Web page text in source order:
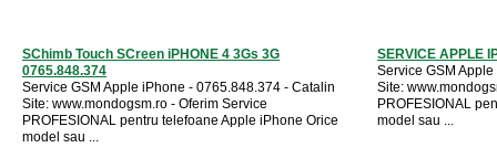
SChimb Touch SCreen iPHONE 4 3Gs 3G
0765.848.374
Service GSM Apple iPhone - 0765.848.374 - Catalin
Site: www.mondogsm.ro - Oferim Service
PROFESIONAL pentru telefoane Apple iPhone Orice
model sau ...
SERVICE APPLE
Service GSM
Site:
PROFESIONAL
model sau ...